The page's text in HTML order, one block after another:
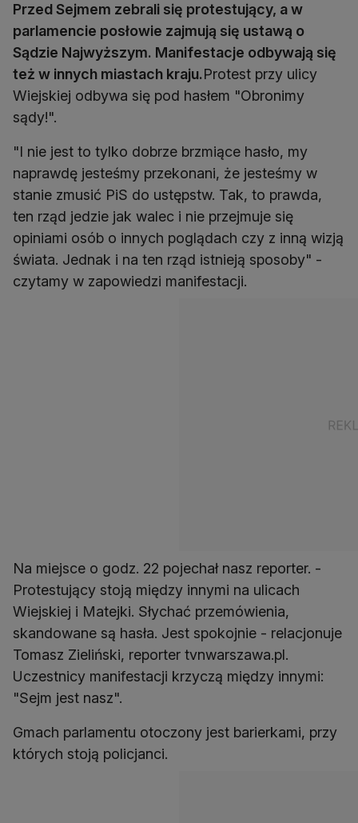
Przed Sejmem zebrali się protestujący, a w
parlamencie posłowie zajmują się ustawą o
Sądzie Najwyższym. Manifestacje odbywają się
też w innych miastach kraju.Protest przy ulicy
Wiejskiej odbywa się pod hasłem "Obronimy
sądy!".
"I nie jest to tylko dobrze brzmiące hasło, my
naprawdę jesteśmy przekonani, że jesteśmy w
stanie zmusić PiS do ustępstw. Tak, to prawda,
ten rząd jedzie jak walec i nie przejmuje się
opiniami osób o innych poglądach czy z inną wizją
świata. Jednak i na ten rząd istnieją sposoby" -
czytamy w zapowiedzi manifestacji.
Na miejsce o godz. 22 pojechał nasz reporter. -
Protestujący stoją między innymi na ulicach
Wiejskiej i Matejki. Słychać przemówienia,
skandowane są hasła. Jest spokojnie - relacjonuje
Tomasz Zieliński, reporter tvnwarszawa.pl.
Uczestnicy manifestacji krzyczą między innymi:
"Sejm jest nasz".
Gmach parlamentu otoczony jest barierkami, przy
których stoją policjanci.